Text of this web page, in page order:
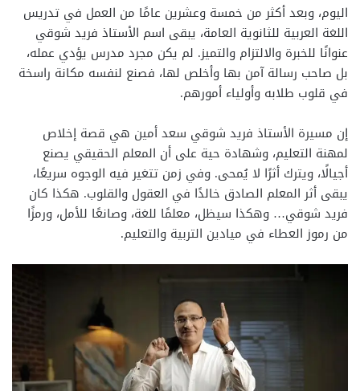
اليوم، وبعد أكثر من خمسة وعشرين عامًا من العمل في تدريس
اللغة العربية للثانوية العامة، يبقى اسم الأستاذ فريد شوقي
عنوانًا للخبرة والالتزام والتميز. لم يكن مجرد مدرس يؤدي عمله،
بل صاحب رسالة آمن بها وأخلص لها، فصنع لنفسه مكانة راسخة
في قلوب طلابه وأولياء أمورهم.
إن مسيرة الأستاذ فريد شوقي سعد أمين هي قصة إخلاص
لمهنة التعليم، وشهادة حية على أن المعلم الحقيقي يصنع
أجيالًا، ويترك أثرًا لا يُمحى. وفي زمن تتغير فيه الوجوه سريعًا،
يبقى أثر المعلم الصادق خالدًا في العقول والقلوب. هكذا كان
فريد شوقي… وهكذا سيظل، معلمًا للغة، وصانعًا للأمل، ورمزًا
من رموز العطاء في ميادين التربية والتعليم.